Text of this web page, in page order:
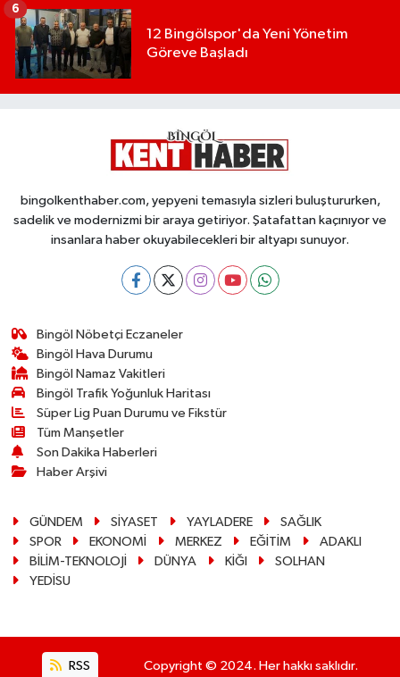
12 Bingölspor'da Yeni Yönetim
Göreve Başladı
6
bingolkenthaber.com, yepyeni temasıyla sizleri buluştururken,
sadelik ve modernizmi bir araya getiriyor. Şatafattan kaçınıyor ve
insanlara haber okuyabilecekleri bir altyapı sunuyor.
Bingöl Nöbetçi Eczaneler
Bingöl Hava Durumu
Bingöl Namaz Vakitleri
Bingöl Trafik Yoğunluk Haritası
Süper Lig Puan Durumu ve Fikstür
Tüm Manşetler
Son Dakika Haberleri
Haber Arşivi
GÜNDEM SİYASET YAYLADERE
SAĞLIK
SPOR
EKONOMİ MERKEZ EĞİTİM
ADAKLI
BİLİM-TEKNOLOJİ
DÜNYA KİĞI
SOLHAN
YEDİSU
RSS Copyright © 2024. Her hakkı saklıdır.